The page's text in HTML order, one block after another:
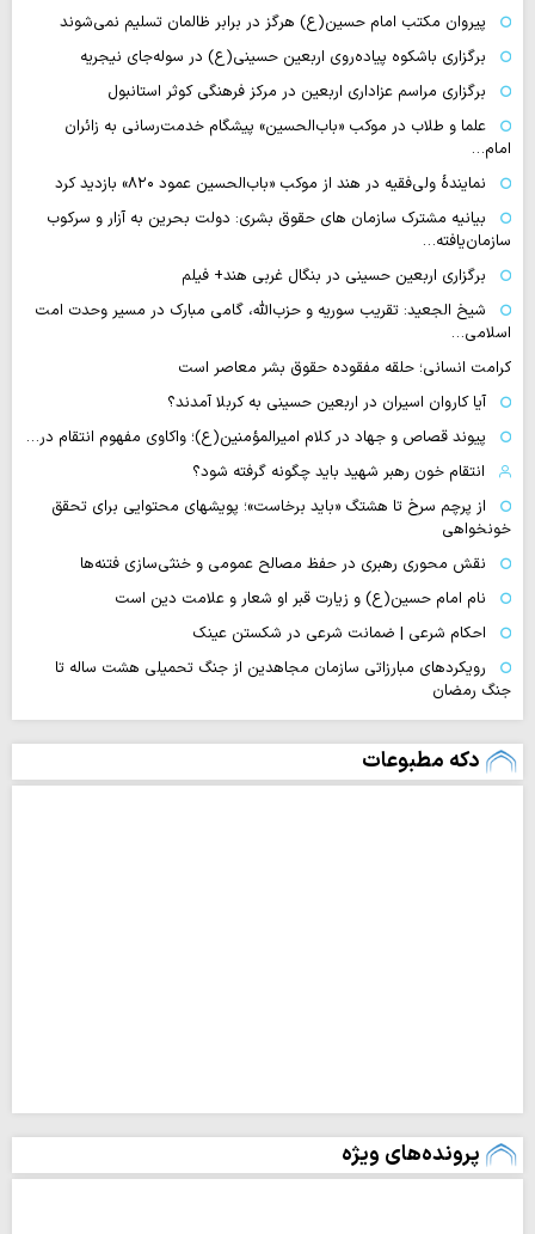
پیروان مکتب امام حسین(ع) هرگز در برابر ظالمان تسلیم نمی‌شوند
برگزاری باشکوه پیاده‌روی اربعین حسینی(ع) در سوله‌جای نیجریه
برگزاری مراسم عزاداری اربعین در مرکز فرهنگی کوثر استانبول
علما و طلاب در موکب «باب‌الحسین» پیشگام خدمت‌رسانی به زائران
امام…
نمایندهٔ ولی‌فقیه در هند از موکب «باب‌الحسین عمود ۸۲۰» بازدید کرد
بیانیه مشترک سازمان های حقوق بشری: دولت بحرین به آزار و سرکوب
سازمان‌یافته…
برگزاری اربعین حسینی در بنگال غربی هند+ فیلم
شیخ الجعید: تقریب سوریه و حزب‌الله، گامی مبارک در مسیر وحدت امت
اسلامی…
کرامت انسانی؛ حلقه مفقوده حقوق بشر معاصر است
آیا کاروان اسیران در اربعین حسینی به کربلا آمدند؟
پیوند قصاص و جهاد در کلام امیرالمؤمنین(ع)؛ واکاوی مفهوم انتقام در…
انتقام خون رهبر شهید باید چگونه گرفته شود؟
از پرچم سرخ تا هشتگ «باید برخاست»؛ پویشهای محتوایی برای تحقق
خونخواهی
نقش محوری رهبری در حفظ مصالح عمومی و خنثی‌سازی فتنه‌ها
نام امام حسین(ع) و زیارت قبر او شعار و علامت دین است
احکام شرعی | ضمانت شرعی در شکستن عینک
رویکردهای مبارزاتی سازمان مجاهدین از جنگ تحمیلی هشت ساله تا
جنگ رمضان
دکه مطبوعات
پرونده‌های ویژه